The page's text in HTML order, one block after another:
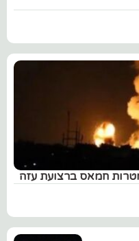
חמאס ברצועת עזה